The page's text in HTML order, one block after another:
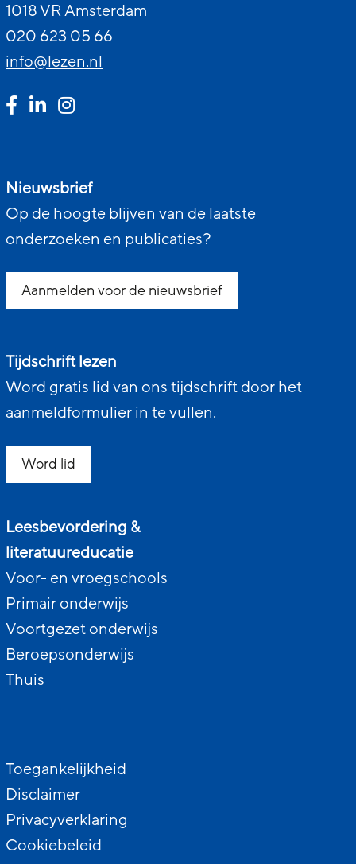
1018 VR Amsterdam
020 623 05 66
info@lezen.nl
Nieuwsbrief
Op de hoogte blijven van de laatste
onderzoeken en publicaties?
Aanmelden voor de nieuwsbrief
Tijdschrift lezen
Word gratis lid van ons tijdschrift door het
aanmeldformulier in te vullen.
Word lid
Leesbevordering &
literatuureducatie
Voor- en vroegschools
Primair onderwijs
Voortgezet onderwijs
Beroepsonderwijs
Thuis
Toegankelijkheid
Disclaimer
Privacyverklaring
Cookiebeleid